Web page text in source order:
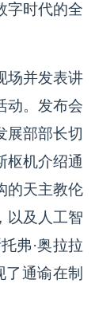
字时代的全
场并发表讲
动。发布会
展部部长切
枢机介绍通
的天主教伦
以及人工智
弗·奥拉拉
了通谕在制